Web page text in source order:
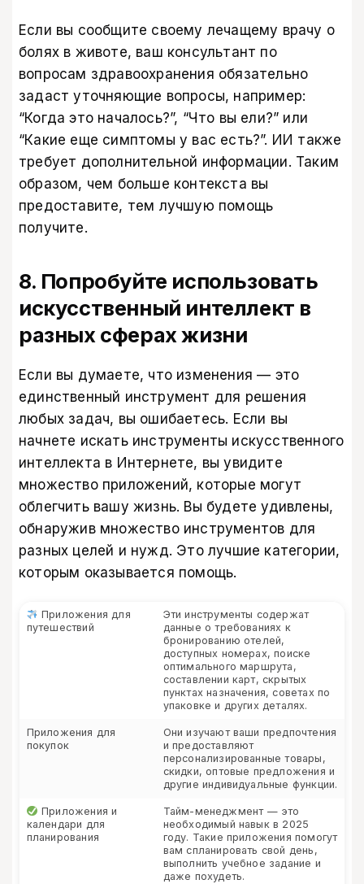
Если вы сообщите своему лечащему врачу о
болях в животе, ваш консультант по
вопросам здравоохранения обязательно
задаст уточняющие вопросы, например:
“Когда это началось?”, “Что вы ели?” или
“Какие еще симптомы у вас есть?”. ИИ также
требует дополнительной информации. Таким
образом, чем больше контекста вы
предоставите, тем лучшую помощь
получите.
8. Попробуйте использовать
искусственный интеллект в
разных сферах жизни
Если вы думаете, что изменения — это
единственный инструмент для решения
любых задач, вы ошибаетесь. Если вы
начнете искать инструменты искусственного
интеллекта в Интернете, вы увидите
множество приложений, которые могут
облегчить вашу жизнь. Вы будете удивлены,
обнаружив множество инструментов для
разных целей и нужд. Это лучшие категории,
которым оказывается помощь.
Приложения для
путешествий
Эти инструменты содержат
данные о требованиях к
бронированию отелей,
доступных номерах, поиске
оптимального маршрута,
составлении карт, скрытых
пунктах назначения, советах по
упаковке и других деталях.
Приложения для
покупок
Они изучают ваши предпочтения
и предоставляют
персонализированные товары,
скидки, оптовые предложения и
другие индивидуальные функции.
Приложения и
календари для
планирования
Тайм-менеджмент — это
необходимый навык в 2025
году. Такие приложения помогут
вам спланировать свой день,
выполнить учебное задание и
даже похудеть.